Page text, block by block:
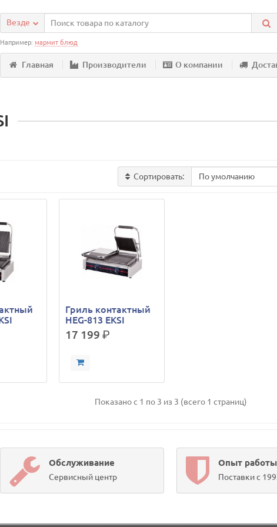
Везде
Например:мармит блюд
Главная Производители О компании
Сортировать:
Гриль контактный
HEG-813 EKSI
17 199р.
Показано с 1 по 3 из 3 (всего 1 страниц)
Обслуживание
Сервисный центр
Опыт работы
Поставки с